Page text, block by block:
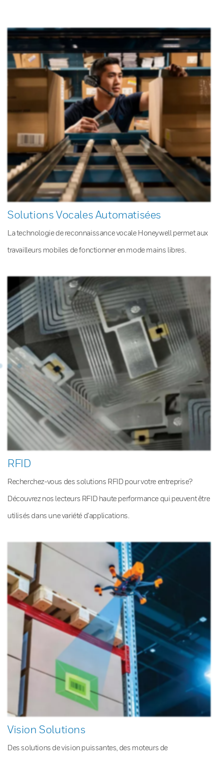
Solutions Vocales Automatisées
La technologie de reconnaissance vocale Honeywell permet aux
travailleurs mobiles de fonctionner en mode mains libres.
RFID
Recherchez-vous des solutions RFID pour votre entreprise?
Découvrez nos lecteurs RFID haute performance qui peuvent être
utilisés dans une variété d’applications.
Vision Solutions
Des solutions de vision puissantes, des moteurs de